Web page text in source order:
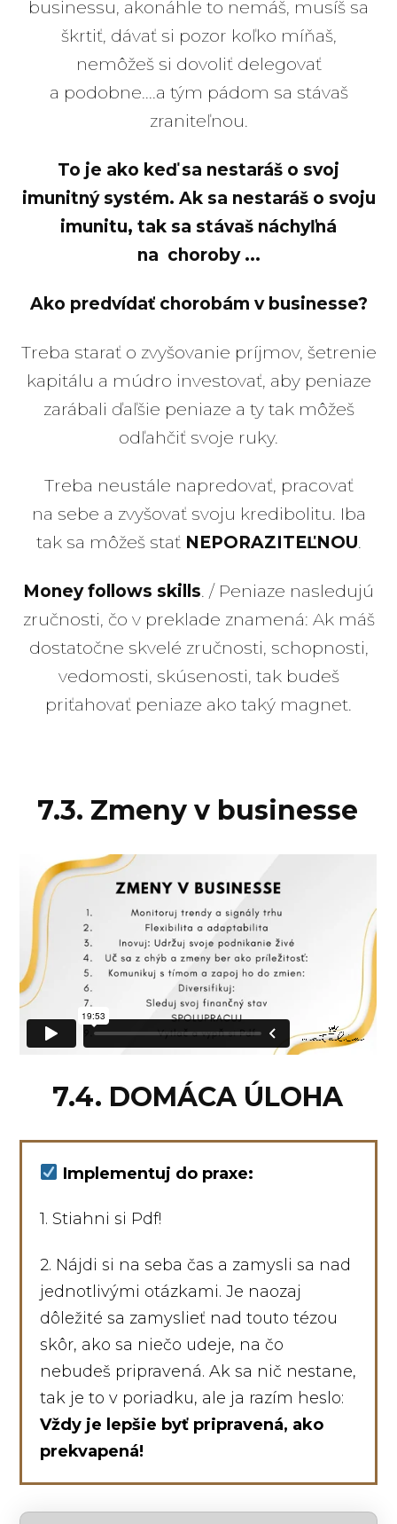
businessu, akonáhle to nemáš, musíš sa
škrtiť, dávať si pozor koľko míňaš,
nemôžeš si dovoliť delegovať
a podobne....a tým pádom sa stávaš
zraniteľnou.
To je ako keď sa nestaráš o svoj
imunitný systém. Ak sa nestaráš o svoju
imunitu, tak sa stávaš náchyľná
na choroby ...
Ako predvídať chorobám v businesse?
Treba starať o zvyšovanie príjmov, šetrenie
kapitálu a múdro investovať, aby peniaze
zarábali ďaľšie peniaze a ty tak môžeš
odľahčiť svoje ruky.
Treba neustále napredovať, pracovať
na sebe a zvyšovať svoju kredibolitu. Iba
tak sa môžeš stať NEPORAZITEĽNOU.
Money follows skills. / Peniaze nasledujú
zručnosti, čo v preklade znamená: Ak máš
dostatočne skvelé zručnosti, schopnosti,
vedomosti, skúsenosti, tak budeš
priťahovať peniaze ako taký magnet.
7.3. Zmeny v businesse
7.4. DOMÁCA ÚLOHA
Implementuj do praxe:
1. Stiahni si Pdf!
2. Nájdi si na seba čas a zamysli sa nad
jednotlivými otázkami. Je naozaj
dôležité sa zamyslieť nad touto tézou
skôr, ako sa niečo udeje, na čo
nebudeš pripravená. Ak sa nič nestane,
tak je to v poriadku, ale ja razím heslo:
Vždy je lepšie byť pripravená, ako
prekvapená!